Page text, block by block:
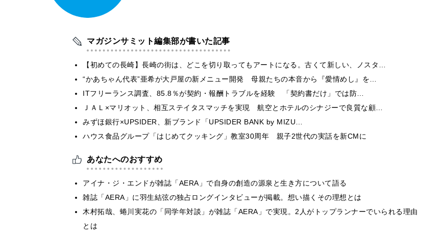
マガジンサミット編集部が書いた記事
【初めての長崎】長崎の街は、どこを切り取ってもアートになる。古くて新しい、ノスタ…
“かあちゃん代表”亜希が大戸屋の新メニュー開発 母親たちの本音から『愛情めし』を…
ITフリーランス調査、85.8％が契約・報酬トラブルを経験 「契約書だけ」では防…
ＪＡＬ×マリオット、相互ステイタスマッチを実現 航空とホテルのシナジーで良質な顧…
みずほ銀行×UPSIDER、新ブランド「UPSIDER BANK by MIZU…
ハウス食品グループ「はじめてクッキング」教室30周年 親子2世代の実話を新CMに
あなたへのおすすめ
アイナ・ジ・エンドが雑誌「AERA」で自身の創造の源泉と生き方について語る
雑誌「AERA」に羽生結弦の独占ロングインタビューが掲載。想い描くその理想とは
木村拓哉、蜷川実花の「同学年対談」が雑誌「AERA」で実現。2人がトップランナーでいられる理由
とは